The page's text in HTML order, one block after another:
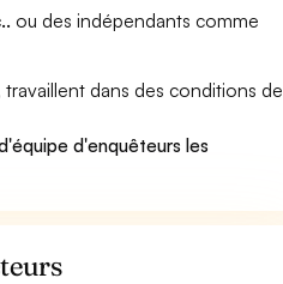
ou des indépendants comme
dans des conditions de
d'enquêteurs les